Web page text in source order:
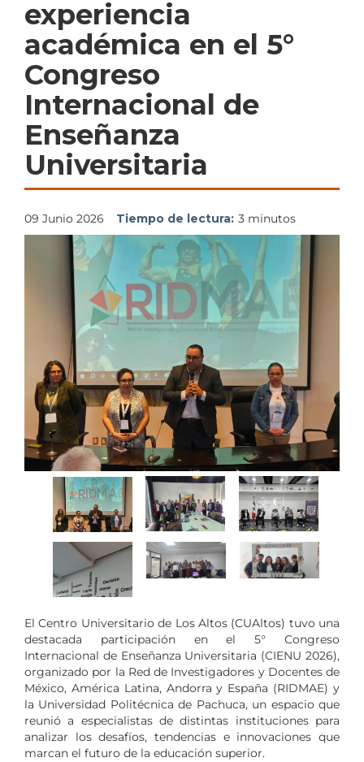
experiencia
académica en el 5°
Congreso
Internacional de
Enseñanza
Universitaria
09 Junio 2026 Tiempo de lectura: 3 minutos
El Centro Universitario de Los Altos (CUAltos) tuvo una
destacada participación en el 5° Congreso
Internacional de Enseñanza Universitaria (CIENU 2026),
organizado por la Red de Investigadores y Docentes de
México, América Latina, Andorra y España (RIDMAE) y
la Universidad Politécnica de Pachuca, un espacio que
reunió a especialistas de distintas instituciones para
analizar los desafíos, tendencias e innovaciones que
marcan el futuro de la educación superior.